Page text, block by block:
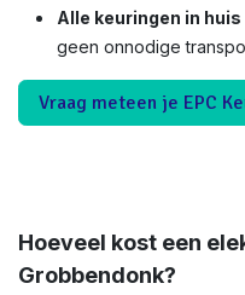
Alle keuringen in huis
geen onnodige
Vraag meteen je EPC
Hoeveel kost een
Grobbendonk?